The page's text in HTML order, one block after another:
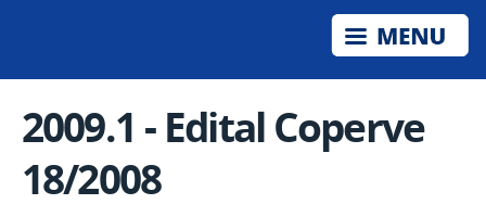
2009.1 - Edital Coperve
18/2008